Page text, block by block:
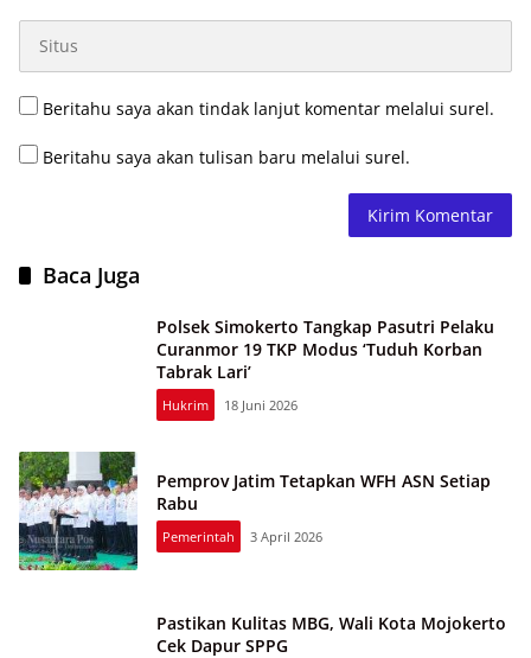
Beritahu saya akan tindak lanjut komentar melalui surel.
Beritahu saya akan tulisan baru melalui surel.
Baca Juga
Polsek Simokerto Tangkap Pasutri Pelaku
Curanmor 19 TKP Modus ‘Tuduh Korban
Tabrak Lari’
Hukrim 18 Juni 2026
Pemprov Jatim Tetapkan WFH ASN Setiap
Rabu
Pemerintah 3 April 2026
Pastikan Kulitas MBG, Wali Kota Mojokerto
Cek Dapur SPPG